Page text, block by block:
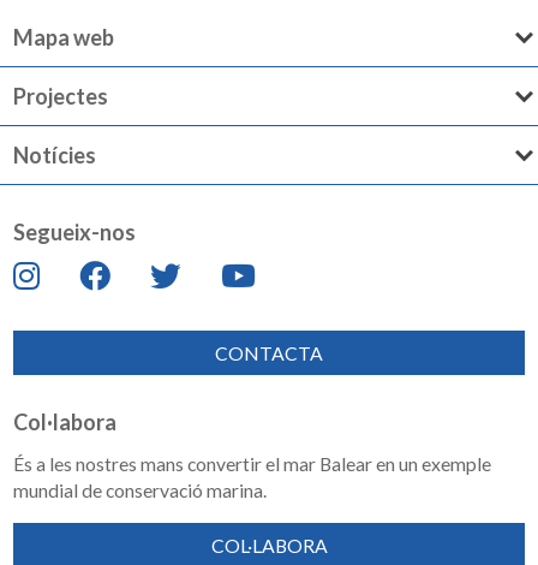
Mapa web
Projectes
Notícies
Segueix-nos
CONTACTA
Col·labora
És a les nostres mans convertir el mar Balear en un exemple
mundial de conservació marina.
COL·LABORA